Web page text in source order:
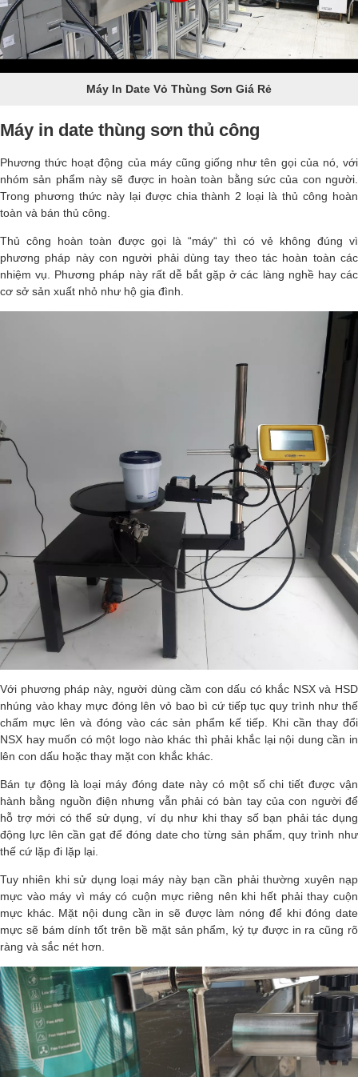
Máy In Date Vỏ Thùng Sơn Giá Rẻ
Máy in date thùng sơn thủ công
Phương thức hoạt động của máy cũng giống như tên gọi của nó, với
nhóm sản phẩm này sẽ được in hoàn toàn bằng sức của con người.
Trong phương thức này lại được chia thành 2 loại là thủ công hoàn
toàn và bán thủ công.
Thủ công hoàn toàn được gọi là “máy“ thì có vẻ không đúng vì
phương pháp này con người phải dùng tay theo tác hoàn toàn các
nhiệm vụ. Phương pháp này rất dễ bắt gặp ở các làng nghề hay các
cơ sở sản xuất nhỏ như hộ gia đình.
Với phương pháp này, người dùng cầm con dấu có khắc NSX và HSD
nhúng vào khay mực đóng lên vỏ bao bì cứ tiếp tục quy trình như thế
chấm mực lên và đóng vào các sản phẩm kế tiếp. Khi cần thay đổi
NSX hay muốn có một logo nào khác thì phải khắc lại nội dung cần in
lên con dấu hoặc thay mặt con khắc khác.
Bán tự động là loại máy đóng date này có một số chi tiết được vận
hành bằng nguồn điện nhưng vẫn phải có bàn tay của con người để
hỗ trợ mới có thể sử dụng, ví dụ như khi thay số bạn phải tác dụng
động lực lên cần gạt để đóng date cho từng sản phẩm, quy trình như
thế cứ lặp đi lặp lại.
Tuy nhiên khi sử dụng loại máy này bạn cần phải thường xuyên nạp
mực vào máy vì máy có cuộn mực riêng nên khi hết phải thay cuộn
mực khác. Mặt nội dung cần in sẽ được làm nóng để khi đóng date
mực sẽ bám dính tốt trên bề mặt sản phẩm, ký tự được in ra cũng rõ
ràng và sắc nét hơn.